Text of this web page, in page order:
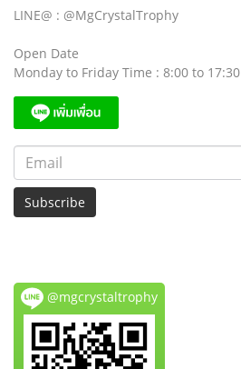
LINE@ : @MgCrystalTrophy
Open Date
Monday to Friday Time : 8:00 to 17:30
Subscribe
@mgcrystaltrophy